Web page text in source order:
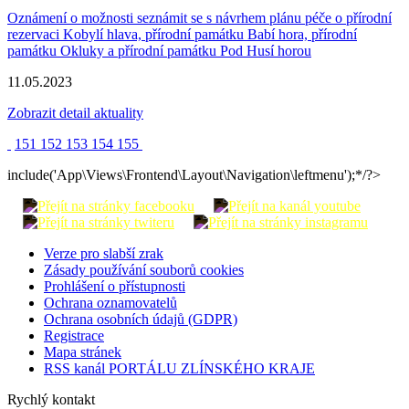
Oznámení o možnosti seznámit se s návrhem plánu péče o přírodní
rezervaci Kobylí hlava, přírodní památku Babí hora, přírodní
památku Okluky a přírodní památku Pod Husí horou
11.05.2023
Zobrazit detail aktuality
151 152 153 154 155
include('App\Views\Frontend\Layout\Navigation\leftmenu');*/?>
Verze pro slabší zrak
Zásady používání souborů cookies
Prohlášení o přístupnosti
Ochrana oznamovatelů
Ochrana osobních údajů (GDPR)
Registrace
Mapa stránek
RSS kanál PORTÁLU ZLÍNSKÉHO KRAJE
Rychlý kontakt